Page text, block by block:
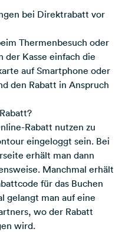
bei Direktrabatt vor
Thermenbesuch oder
der Kasse einfach die
auf Smartphone oder
den Rabatt in Anspruch
Rabatt nutzen zu
eingeloggt sein. Bei
erhält man dann
Manchmal erhält
für das Buchen
gelangt man auf eine
wo der Rabatt
wird.